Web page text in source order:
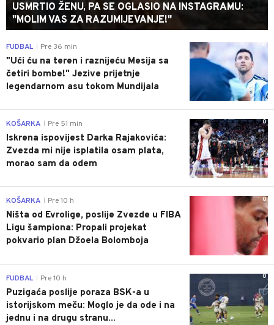
USMRTIO ŽENU, PA SE OGLASIO NA INSTAGRAMU:
"MOLIM VAS ZA RAZUMIJEVANJE!"
0
FUDBAL Pre 36 min
"Ući ću na teren i raznijeću Mesija sa
četiri bombe!" Jezive prijetnje
legendarnom asu tokom Mundijala
0
KOŠARKA Pre 51 min
Iskrena ispovijest Darka Rajakovića:
Zvezda mi nije isplatila osam plata,
morao sam da odem
0
KOŠARKA Pre 10 h
Ništa od Evrolige, poslije Zvezde u FIBA
Ligu šampiona: Propali projekat
pokvario plan Džoela Bolomboja
0
FUDBAL Pre 10 h
Puzigaća poslije poraza BSK-a u
istorijskom meču: Moglo je da ode i na
jednu i na drugu stranu...